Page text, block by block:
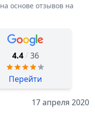
на основе отзывов на
4.4 / 36
Перейти
17 апреля 2020